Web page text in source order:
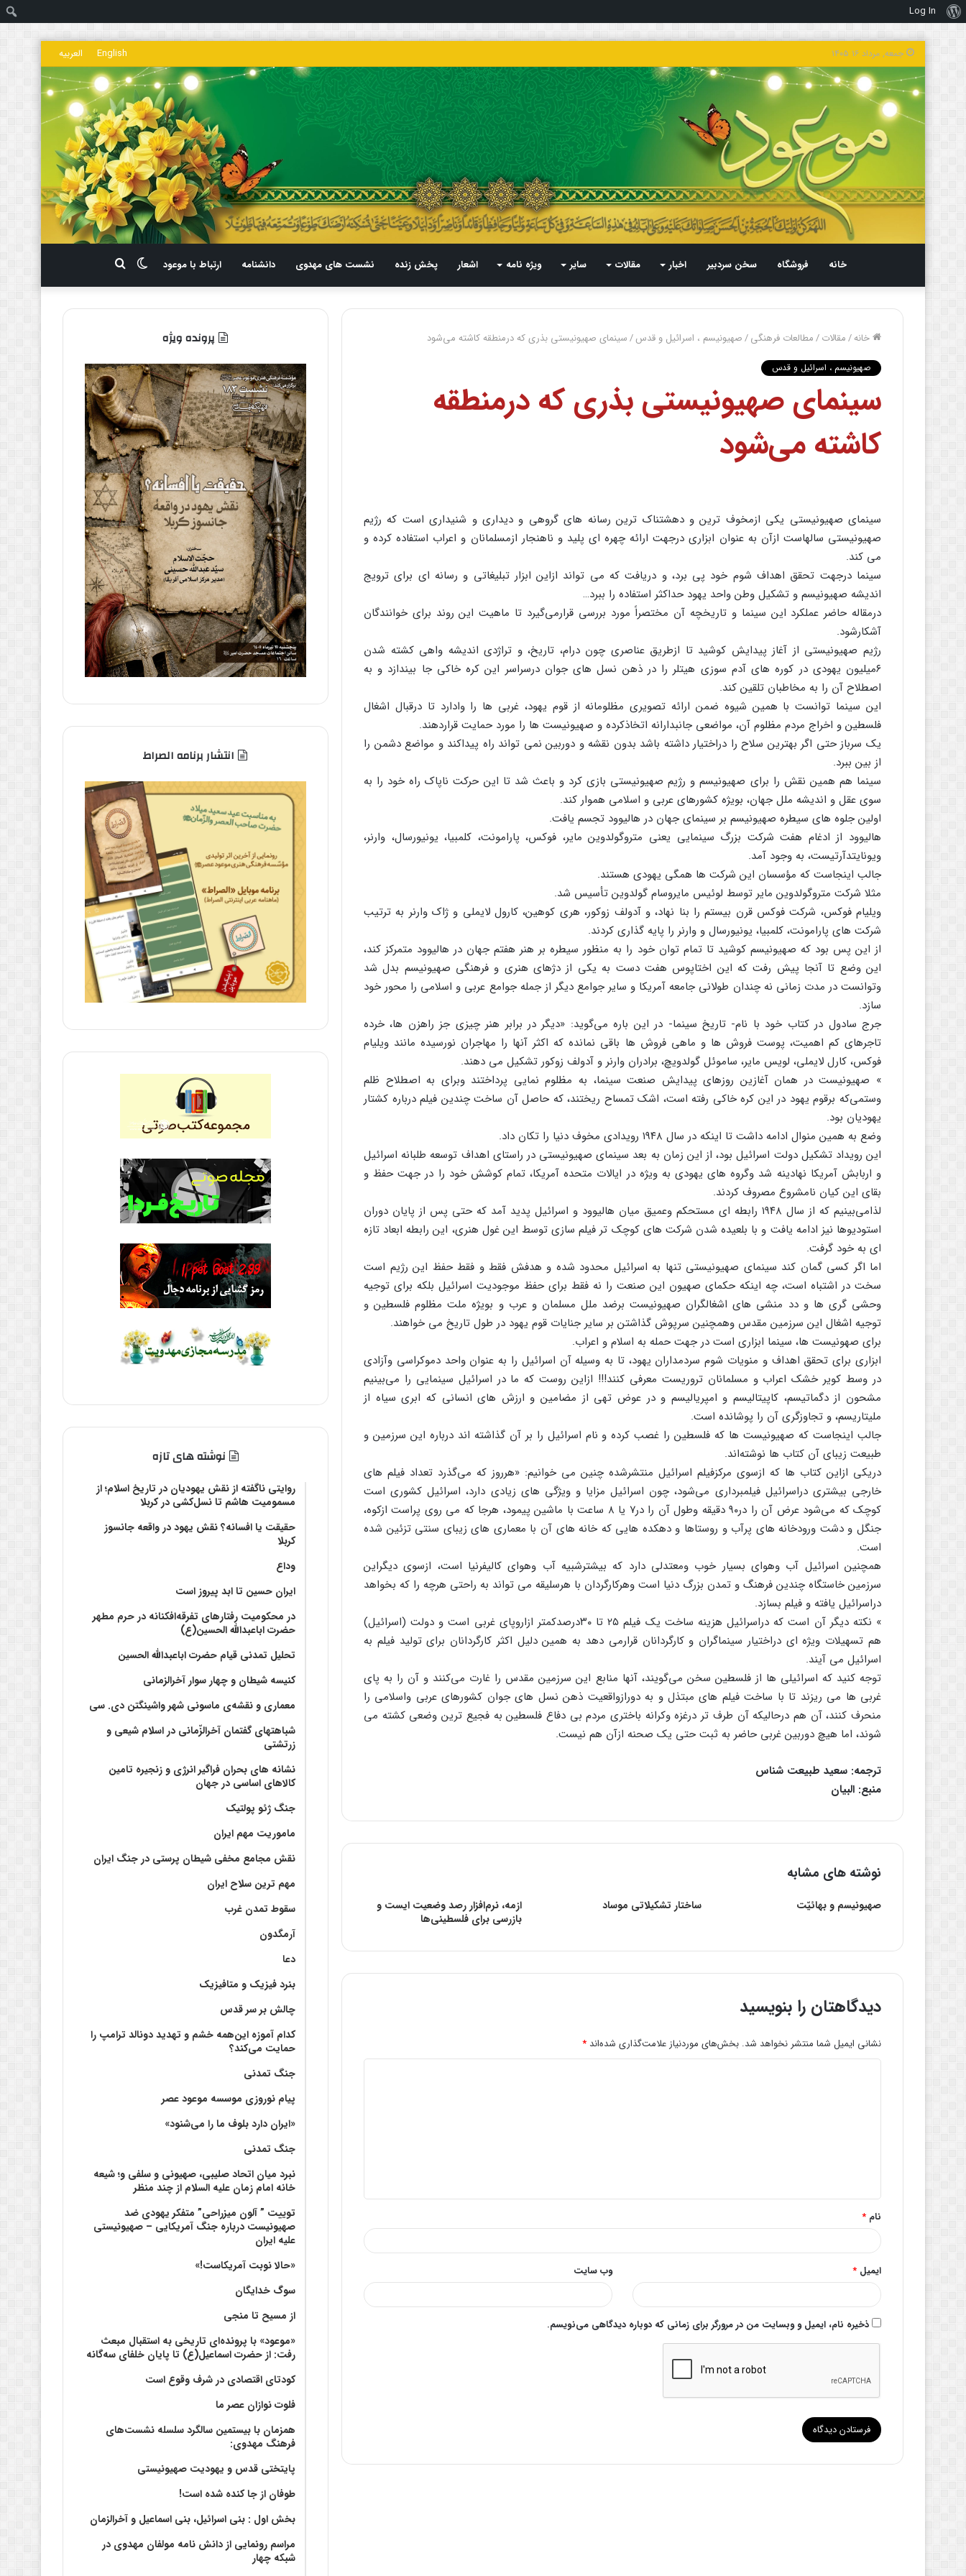
درباره
وردپرس
Log In
جمعه, مرداد ۱۶ ۱۴۰۵ English العربیه
خانه فروشگاه سخن سردبیر اخبار مقالات سایر ویژه نامه اشعار پخش زنده نشست های مهدوی دانشنامه ارتباط با موعود
برای
تغییر
پوسته
خانه/مقالات/مطالعات فرهنگی/صهیونیسم ، اسرائیل و قدس/سینمای صهیونیستی بذری که درمنطقه کاشته می‌شود
صهیونیسم ، اسرائیل و قدس
سینمای صهیونیستی بذری که درمنطقه
کاشته می‌شود
سینمای صهیونیستی یکی ازمخوف ترین و دهشتناک ترین رسانه های گروهی و دیداری و شنیداری است که رژیم
صهیونیستی سالهاست ازآن به عنوان ابزاری درجهت ارائه چهره ای پلید و ناهنجار ازمسلمانان و اعراب استفاده کرده و
می کند.
سینما درجهت تحقق اهداف شوم خود پی برد، و دریافت که می تواند ازاین ابزار تبلیغاتی و رسانه ای برای ترویج
اندیشه صهیونیسم و تشکیل وطن واحد یهود حداکثر استفاده را ببرد…
درمقاله حاضر عملکرد این سینما و تاریخچه آن مختصراً مورد بررسی قرارمی‌گیرد تا ماهیت این روند برای خوانندگان
آشکارشود.
رژیم صهیونیستی از آغاز پیدایش کوشید تا ازطریق عناصری چون درام، تاریخ، و تراژدی اندیشه واهی کشته شدن
۶میلیون یهودی در کوره های آدم سوزی هیتلر را در ذهن نسل های جوان درسراسر این کره خاکی جا بیندازد و به
اصطلاح آن را به مخاطبان تلقین کند.
این سینما توانست با همین شیوه ضمن ارائه تصویری مظلومانه از قوم یهود، غربی ها را وادارد تا درقبال اشغال
فلسطین و اخراج مردم مظلوم آن، مواضعی جانبدارانه اتخاذکرده و صهیونیست ها را مورد حمایت قراردهند.
یک سرباز حتی اگر بهترین سلاح را دراختیار داشته باشد بدون نقشه و دوربین نمی تواند راه پیداکند و مواضع دشمن را
از بین ببرد.
سینما هم همین نقش را برای صهیونیسم و رژیم صهیونیستی بازی کرد و باعث شد تا این حرکت ناپاک راه خود را به
سوی عقل و اندیشه ملل جهان، بویژه کشورهای عربی و اسلامی هموار کند.
اولین جلوه های سیطره صهیونیسم بر سینمای جهان در هالیوود تجسم یافت.
هالیوود از ادغام هفت شرکت بزرگ سینمایی یعنی متروگولدوین مایر، فوکس، پارامونت، کلمبیا، یونیورسال، وارنر،
ویونایتدآرتیست، به وجود آمد.
جالب اینجاست که مؤسسان این شرکت ها همگی یهودی هستند.
مثلا شرکت متروگولدوین مایر توسط لوئیس مایروسام گولدوین تأسیس شد.
ویلیام فوکس، شرکت فوکس قرن بیستم را بنا نهاد، و آدولف زوکور، هری کوهین، کارول لایملی و ژاک وارنر به ترتیب
شرکت های پارامونت، کلمبیا، یونیورسال و وارنر را پایه گذاری کردند.
از این پس بود که صهیونیسم کوشید تا تمام توان خود را به منظور سیطره بر هنر هفتم جهان در هالیوود متمرکز کند،
این وضع تا آنجا پیش رفت که این اختاپوس هفت دست به یکی از دژهای هنری و فرهنگی صهیونیسم بدل شد
وتوانست در مدت زمانی نه چندان طولانی جامعه آمریکا و سایر جوامع دیگر از جمله جوامع عربی و اسلامی را محور خود
سازد.
جرج سادول در کتاب خود با نام- تاریخ سینما- در این باره می‌گوید: «دیگر در برابر هنر چیزی جز راهزن ها، خرده
تاجرهای کم اهمیت، پوست فروش ها و ماهی فروش ها باقی نمانده که اکثر آنها را مهاجران نورسیده مانند ویلیام
فوکس، کارل لایملی، لویس مایر، ساموئل گولدویچ، برادران وارنر و آدولف زوکور تشکیل می دهند.
» صهیونیست در همان آغازین روزهای پیدایش صنعت سینما، به مظلوم نمایی پرداختند وبرای به اصطلاح ظلم
وستمی‌که برقوم یهود در این کره خاکی رفته است، اشک تمساح ریختند، که حاصل آن ساخت چندین فیلم درباره کشتار
یهودیان بود.
وضع به همین منوال ادامه داشت تا اینکه در سال ۱۹۴۸ رویدادی مخوف دنیا را تکان داد.
این رویداد تشکیل دولت اسرائیل بود، از این زمان به بعد سینمای صهیونیستی در راستای اهداف توسعه طلبانه اسرائیل
و اربابش آمریکا نهادینه شد وگروه های یهودی به ویژه در ایالات متحده آمریکا، تمام کوشش خود را در جهت حفظ و
بقای این کیان نامشروع مصروف کردند.
لذامی‌بینیم که از سال ۱۹۴۸ رابطه ای مستحکم وعمیق میان هالیوود و اسرائیل پدید آمد که حتی پس از پایان دوران
استودیوها نیز ادامه یافت و با بلعیده شدن شرکت های کوچک تر فیلم سازی توسط این غول هنری، این رابطه ابعاد تازه
ای به خود گرفت.
اما اگر کسی گمان کند سینمای صهیونیستی تنها به اسرائیل محدود شده و هدفش فقط و فقط حفظ این رژیم است
سخت در اشتباه است، چه اینکه حکمای صهیون این صنعت را نه فقط برای حفظ موجودیت اسرائیل بلکه برای توجیه
وحشی گری ها و دد منشی های اشغالگران صهیونیست برضد ملل مسلمان و عرب و بویژه ملت مظلوم فلسطین و
توجیه اشغال این سرزمین مقدس وهمچنین سرپوش گذاشتن بر سایر جنایات قوم یهود در طول تاریخ می خواهند.
برای صهونیست ها، سینما ابزاری است در جهت حمله به اسلام و اعراب.
ابزاری برای تحقق اهداف و منویات شوم سردمداران یهود، تا به وسیله آن اسرائیل را به عنوان واحد دموکراسی وآزادی
در وسط کویر خشک اعراب و مسلمانان تروریست معرفی کنند!!! ازاین روست که ما در اسرائیل سینمایی را می‌بینیم
مشحون از دگماتیسم، کاپیتالیسم و امپریالیسم و در عوض تهی از مضامین و ارزش های انسانی که ابری سیاه از
ملیتاریسم، و تجاوزگری آن را پوشانده است.
جالب اینجاست که صهیونیست ها که فلسطین را غصب کرده و نام اسرائیل را بر آن گذاشته اند درباره این سرزمین و
طبیعت زیبای آن کتاب ها نوشته‌اند.
دریکی ازاین کتاب ها که ازسوی مرکزفیلم اسرائیل منتشرشده چنین می خوانیم: «هرروز که می‌گذرد تعداد فیلم های
خارجی بیشتری دراسرائیل فیلمبرداری می‌شود، چون اسرائیل مزایا و ویژگی های زیادی دارد، اسرائیل کشوری است
کوچک که می‌شود عرض آن را در۹۰ دقیقه وطول آن را در۷ یا ۸ ساعت با ماشین پیمود، هرجا که می روی پراست ازکوه،
جنگل و دشت ورودخانه های پرآب و روستاها و دهکده هایی که خانه های آن با معماری های زیبای سنتی تزئین شده
است.
همچنین اسرائیل آب وهوای بسیار خوب ومعتدلی دارد که بیشترشبیه آب وهوای کالیفرنیا است، ازسوی دیگراین
سرزمین خاستگاه چندین فرهنگ و تمدن بزرگ دنیا است وهرکارگردان با هرسلیقه می تواند به راحتی هرچه را که بخواهد
دراسرائیل یافته و فیلم بسازد.
» نکته دیگر آن است که دراسرائیل هزینه ساخت یک فیلم ۲۵ تا ۳۰درصدکمتر ازاروپای غربی است و دولت (اسرائیل)
هم تسهیلات ویژه ای دراختیار سینماگران و کارگردانان قرارمی دهد به همین دلیل اکثر کارگردانان برای تولید فیلم به
اسرائیل می آیند.
توجه کنید که اسرائیلی ها از فلسطین سخن می‌گویند، آنها منابع این سرزمین مقدس را غارت می‌کنند و آن را به پای
غربی ها می ریزند تا با ساخت فیلم های مبتذل و به دورازواقعیت ذهن نسل های جوان کشورهای عربی واسلامی را
منحرف کنند، آن هم درحالیکه آن طرف تر درغزه وکرانه باختری مردم بی دفاع فلسطین به فجیع ترین وضعی کشته می
شوند، اما هیچ دوربین غربی حاضر به ثبت حتی یک صحنه ازآن هم نیست.
ترجمه: سعید طبیعت شناس
منبع: البیان
نوشته های مشابه
صهیونیسم و بهائیّت ساختار تشکیلاتی موساد
ازمه، نرم‌افزار رصد وضعیت ایست و
بازرسی برای فلسطینی‌ها
دیدگاهتان را بنویسید
نشانی ایمیل شما منتشر نخواهد شد. بخش‌های موردنیاز علامت‌گذاری شده‌اند *
*
نام *
ایمیل * وب‌ سایت
ذخیره نام، ایمیل و وبسایت من در مرورگر برای زمانی که دوباره دیدگاهی می‌نویسم.
پرونده ویژه
انتشار برنامه الصراط
نوشته های تازه
روایتی ناگفته از نقش یهودیان در تاریخ اسلام؛ از
مسمومیت هاشم تا نسل‌کشی در کربلا
حقیقت یا افسانه؟‌ نقش یهود در واقعه جانسوز
کربلا
وداع
ایران حسین تا ابد پیروز است
در محکومیت رفتارهای تفرقه‌افکنانه در حرم مطهر
حضرت اباعبدالله الحسین(ع)
تحلیل تمدنی قیام حضرت اباعبدالله الحسین
کنیسه شیطان و چهار سوار آخرالزمانی
معماری و نقشه‌ی ماسونی شهر واشينگتن دی. سی
شباهتهای گفتمان آخر‌الزّمانی در اسلام شیعی و
زرتشتی
نشانه های بحران فراگیر انرژی و زنجیره تامین
کالاهای اساسی در جهان
جنگ ژئو پولتیک
ماموریت مهم ایران
نقش مجامع مخفی شیطان پرستی در جنگ ایران
مهم ترین سلاح ایران
سقوط تمدن غرب
آرمگدون
دعا
بنرد فیزیک و متافیزیک
چالش بر سر قدس
کدام آموزه این‌همه خشم و تهدید دونالد ترامپ را
حمایت می‌کند؟
جنگ تمدنی
پیام نوروزی موسسه موعود عصر
«ایران دارد بلوف ما را می‌شنود»
جنگ تمدنی
نبرد میان اتحاد صلیبی، صهیونی و سلفی و؛ شیعه
خانه امام زمان علیه السلام از چند منظر
توییت ” آلون میزراحی” متفکر یهودی ضد
صهیونیست درباره جنگ آمریکایی – صهیونیستی
علیه ایران
«حالا نوبت آمریکاست!»
سوگ خدایگان
از مسیح تا منجی
«موعود» با پرونده‌ای تاریخی به استقبال مبعث
رفت: از حضرت اسماعیل(ع) تا پایان خلفای سه‌گانه
کودتای اقتصادی در شرف وقوع است
فلوت نوازان عصر ما
همزمان با بیستمین سالگرد سلسله نشست‌های
فرهنگ مهدوی:‌
پایتختی قدس و یهودیت صهیونیستی
طوفان از جا کنده شده است!
بخش اول : بنی اسرائیل، بنی اسماعیل و آخرالزمان
مراسم رونمایی از دانش نامه مولفان مهدوی در
شبکه چهار